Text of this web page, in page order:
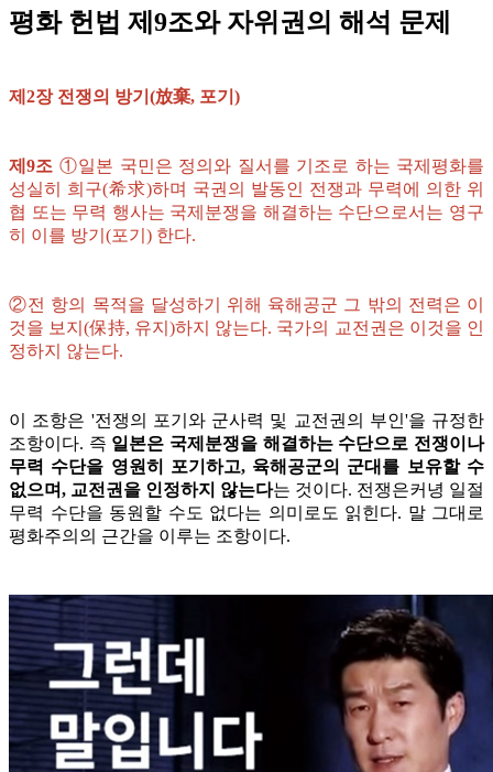
평화 헌법 제9조와 자위권의 해석 문제
제2장 전쟁의 방기(放棄, 포기)
제9조 ①일본 국민은 정의와 질서를 기조로 하는 국제평화를
성실히 희구(希求)하며 국권의 발동인 전쟁과 무력에 의한 위
협 또는 무력 행사는 국제분쟁을 해결하는 수단으로서는 영구
히 이를 방기(포기) 한다.
②전 항의 목적을 달성하기 위해 육해공군 그 밖의 전력은 이
것을 보지(保持, 유지)하지 않는다. 국가의 교전권은 이것을 인
정하지 않는다.
이 조항은 '전쟁의 포기와 군사력 및 교전권의 부인'을 규정한
조항이다. 즉 일본은 국제분쟁을 해결하는 수단으로 전쟁이나
무력 수단을 영원히 포기하고, 육해공군의 군대를 보유할 수
없으며, 교전권을 인정하지 않는다는 것이다. 전쟁은커녕 일절
무력 수단을 동원할 수도 없다는 의미로도 읽힌다. 말 그대로
평화주의의 근간을 이루는 조항이다.